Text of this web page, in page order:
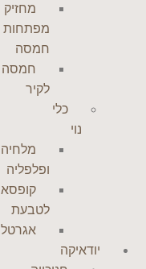
מחזיק
מפתחות
חמסה
חמסה
לקיר
כלי
נוי
מלחיה
ופלפליה
קופסא
לטבעת
אגרטל
יודאיקה